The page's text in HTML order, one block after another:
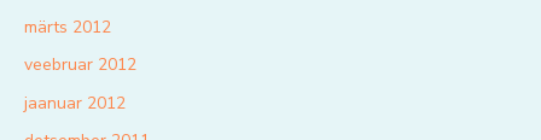
märts 2012
veebruar 2012
jaanuar 2012